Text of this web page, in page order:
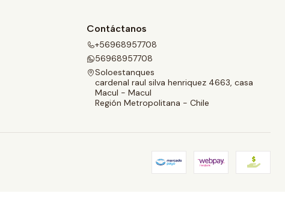
Contáctanos
+56968957708
56968957708
Soloestanques
cardenal raul silva henriquez 4663, casa
Macul - Macul
Región Metropolitana - Chile